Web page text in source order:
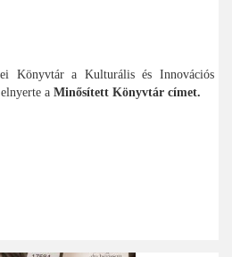
Könyvtár a Kulturális és Innovációs
a Minősített Könyvtár címet.